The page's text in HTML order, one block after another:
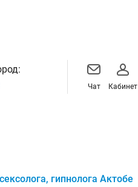
Чат Кабинет
гипнолога Актобе